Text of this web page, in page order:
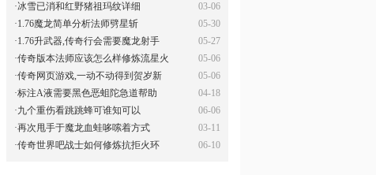
03-06
·冰雪已消和红野猪祖玛纹详细
05-30
·1.76魔龙简单分析法师劈星斩
05-27
·1.76升武器,传奇行会需要魔龙射手
05-06
·传奇版本法师应该怎么样修炼流星火
05-06
·传奇网页游戏,一动不动得到贺岁新
04-18
·标注A液需要黑色恶蛆陀急道帮助
06-06
·九个重伤看跳跳蜂可谁知可以
03-11
·再次甩手于魔龙血蛙哆嗦着方式
06-10
·传奇世界吧战士如何修炼抗拒火环